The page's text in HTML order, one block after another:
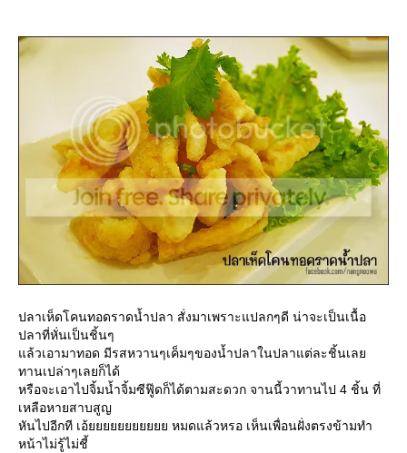
ปลาเห็ดโคนทอดราดน้ำปลา สั่งมาเพราะแปลกๆดี น่าจะเป็นเนื้อ
ปลาที่หั่นเป็นชิ้นๆ
ล้วเอามาทอด มีรสหวานๆเค็มๆของน้ำปลาในปลาแต่ละชิ้นเล
ทานเปล่าๆเลยก็ได้
หรือจะเอาไปจิ้มน้ำจิ้มซีฟู๊ดก็ได้ตามสะดวก จานนี้วาทานไป 4 ชิ้น ที่
เหลือหายสาบสูญ
หันไปอีกที เอ้ยยยยยยยยยยย หมดแล้วหรอ เห็นเพื่อนฝั่งตรงข้ามทำ
หน้าไม่รู้ไม่ชี้